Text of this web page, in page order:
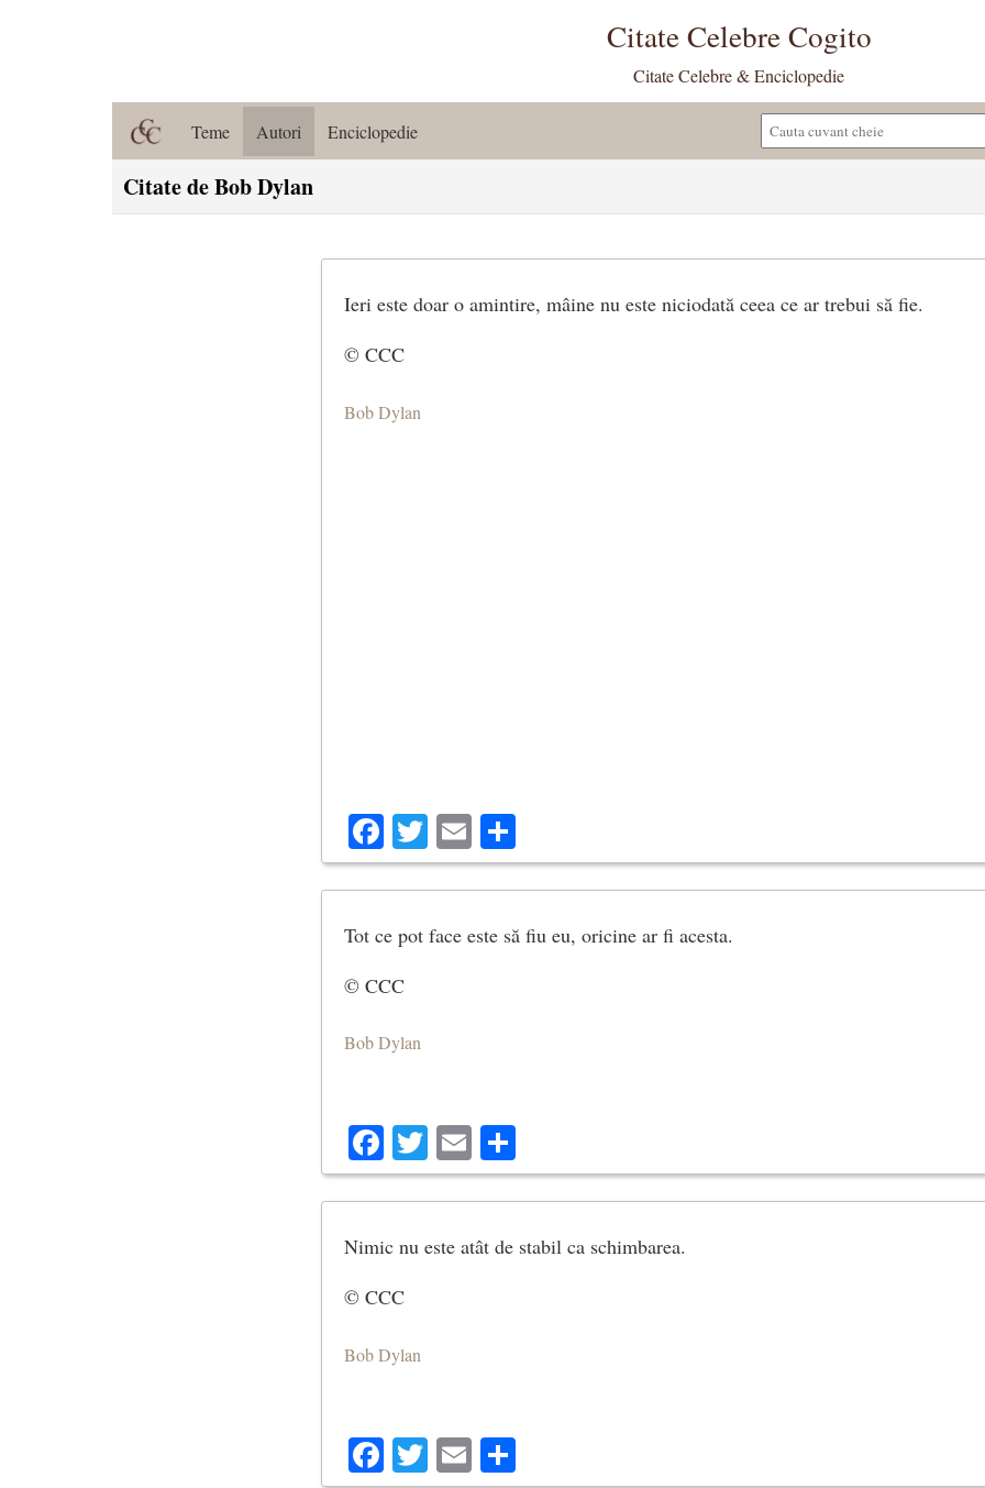
Citate Celebre Cogito
Citate Celebre & Enciclopedie
Teme Autori Enciclopedie
Citate de Bob Dylan
Ieri este doar o amintire, mâine nu este niciodată ceea ce ar trebui să fie.
© CCC
Bob Dylan
Facebook
Twitter
Email
Tot ce pot face este să fiu eu, oricine ar fi acesta.
© CCC
Bob Dylan
Facebook
Twitter
Email
Nimic nu este atât de stabil ca schimbarea.
© CCC
Bob Dylan
Facebook
Twitter
Email